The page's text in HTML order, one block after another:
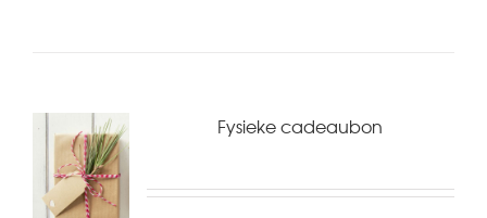
Fysieke cadeaubon